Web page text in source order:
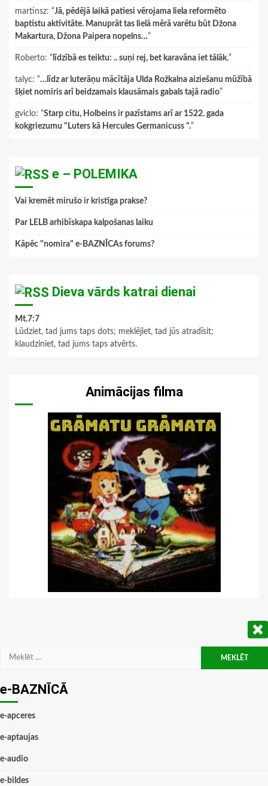
martinsz: “Jā, pēdējā laikā patiesi vērojama liela reformēto
baptistu aktivitāte. Manuprāt tas lielā mērā varētu būt Džona
Makartura, Džona Paipera nopelns…”
Roberto: “ līdzībā es teiktu: .. suņi rej, bet karavāna iet tālāk.”
talyc: “…līdz ar luterāņu mācītāja Ulda Rožkalna aiziešanu mūžībā
šķiet nomiris arī beidzamais klausāmais gabals tajā radio”
gviclo: “Starp citu, Holbeins ir pazīstams arī ar 1522. gada
kokgriezumu "Luters kā Hercules Germanicuss ".”
e – POLEMIKA
Vai kremēt mirušo ir kristīga prakse?
Par LELB arhibīskapa kalpošanas laiku
Kāpēc "nomira" e-BAZNĪCAs forums?
Dieva vārds katrai dienai
Mt.7:7
Lūdziet, tad jums taps dots; meklējiet, tad jūs atradīsit;
klaudziniet, tad jums taps atvērts.
Animācijas filma
Meklēt:
e-BAZNĪCĀ
e-apceres
e-aptaujas
e-audio
e-bildes